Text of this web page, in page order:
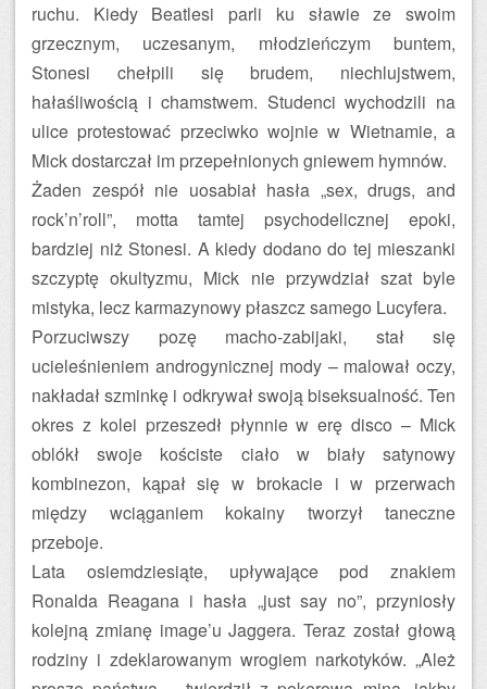
ruchu. Kiedy Beatlesi parli ku sławie ze swoim
grzecznym, uczesanym, młodzieńczym buntem,
Stonesi chełpili się brudem, niechlujstwem,
hałaśliwością i chamstwem. Studenci wychodzili na
ulice protestować przeciwko wojnie w Wietnamie, a
Mick dostarczał im przepełnionych gniewem hymnów.
Żaden zespół nie uosabiał hasła „sex, drugs, and
rock’n’roll”, motta tamtej psychodelicznej epoki,
bardziej niż Stonesi. A kiedy dodano do tej mieszanki
szczyptę okultyzmu, Mick nie przywdział szat byle
mistyka, lecz karmazynowy płaszcz samego Lucyfera.
Porzuciwszy pozę macho-zabijaki, stał się
ucieleśnieniem androgynicznej mody – malował oczy,
nakładał szminkę i odkrywał swoją biseksualność. Ten
okres z kolei przeszedł płynnie w erę disco – Mick
oblókł swoje kościste ciało w biały satynowy
kombinezon, kąpał się w brokacie i w przerwach
między wciąganiem kokainy tworzył taneczne
przeboje.
Lata osiemdziesiąte, upływające pod znakiem
Ronalda Reagana i hasła „just say no”, przyniosły
kolejną zmianę image’u Jaggera. Teraz został głową
rodziny i zdeklarowanym wrogiem narkotyków. „Ależ